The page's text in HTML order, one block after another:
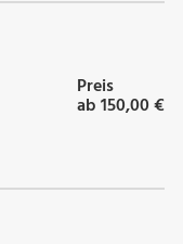
Preis
ab 150,00 €